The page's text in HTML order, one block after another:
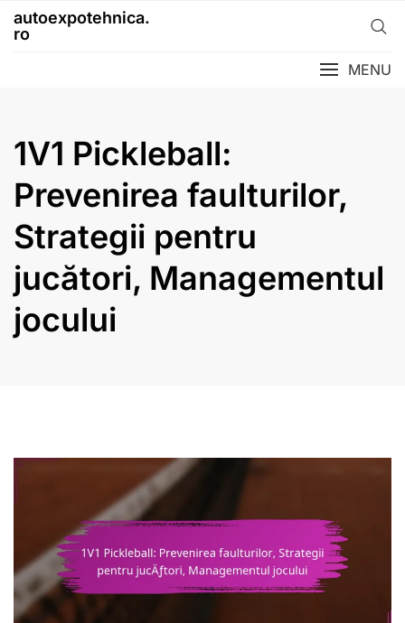
autoexpotehnica.
ro
MENU
1V1 Pickleball:
Prevenirea faulturilor,
Strategii pentru
jucători, Managementul
jocului